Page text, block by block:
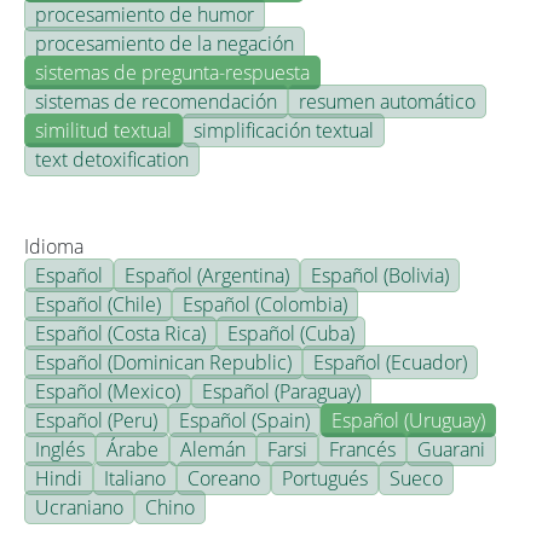
procesamiento de humor
procesamiento de la negación
sistemas de pregunta-respuesta
sistemas de recomendación
resumen automático
similitud textual
simplificación textual
text detoxification
Idioma
Español
Español (Argentina)
Español (Bolivia)
Español (Chile)
Español (Colombia)
Español (Costa Rica)
Español (Cuba)
Español (Dominican Republic)
Español (Ecuador)
Español (Mexico)
Español (Paraguay)
Español (Peru)
Español (Spain)
Español (Uruguay)
Inglés
Árabe Alemán Farsi Francés
Guarani
Hindi
Italiano Coreano Portugués
Sueco
Ucraniano
Chino